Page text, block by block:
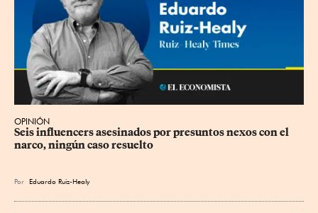
OPINIÓN
Seis influencers asesinados por presuntos nexos con el
narco, ningún caso resuelto
Por Eduardo Ruiz-Healy